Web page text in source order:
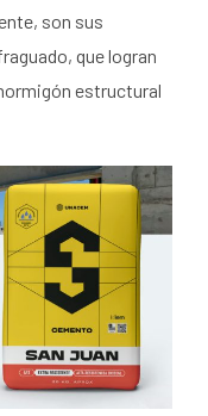
son sus
que logran
estructural